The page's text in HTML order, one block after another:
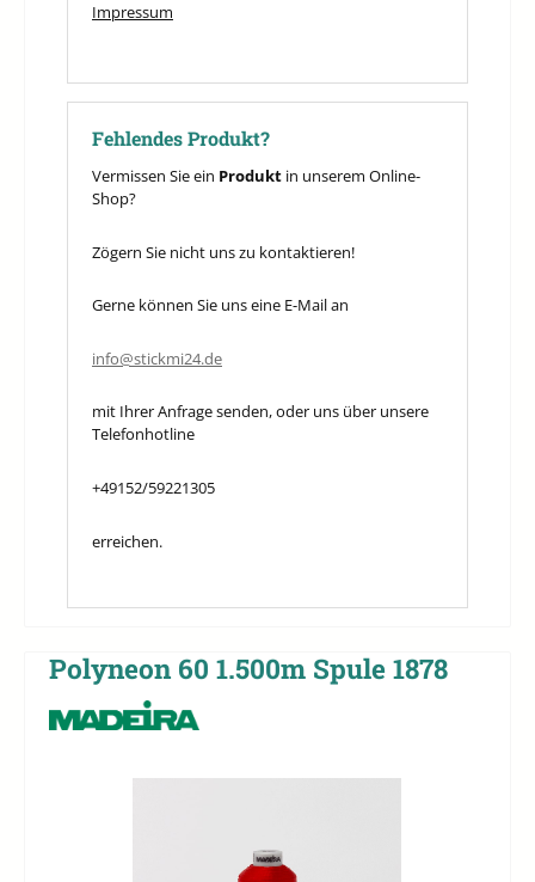
Impressum
Fehlendes Produkt?
Vermissen Sie ein Produkt in unserem Online-
Shop?
Zögern Sie nicht uns zu kontaktieren!
Gerne können Sie uns eine E-Mail an
info@stickmi24.de
mit Ihrer Anfrage senden, oder uns über unsere
Telefonhotline
+49152/59221305
erreichen.
Polyneon 60 1.500m Spule 1878